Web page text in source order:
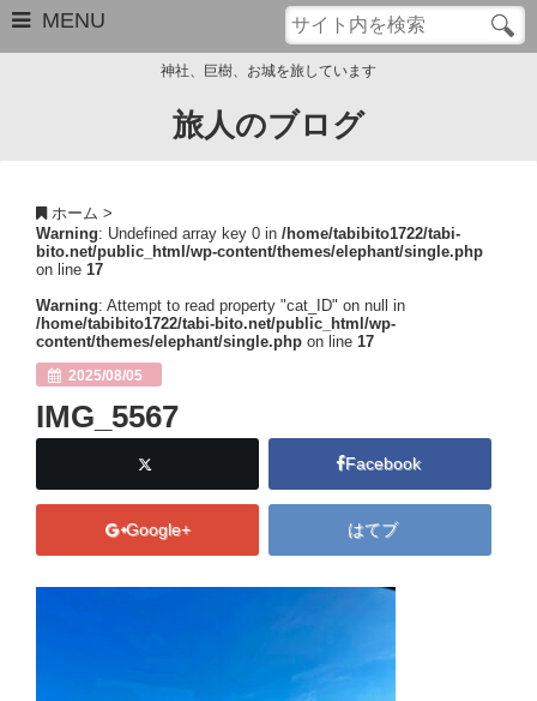
MENU
サイトマップ
Close
神社、巨樹、お城を旅しています
旅人のブログ
ホーム >
Warning: Undefined array key 0 in /home/tabibito1722/tabi-
bito.net/public_html/wp-content/themes/elephant/single.php
on line 17
Warning: Attempt to read property "cat_ID" on null in
/home/tabibito1722/tabi-bito.net/public_html/wp-
content/themes/elephant/single.php on line 17
2025/08/05
IMG_5567
Facebook
Google+ はてブ